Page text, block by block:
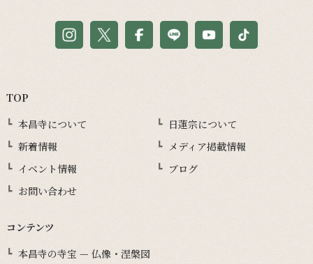
TOP
本昌寺について
日蓮宗について
新着情報
メディア掲載情報
イベント情報
ブログ
お問い合わせ
コンテンツ
本昌寺の寺宝 — 仏像・涅槃図